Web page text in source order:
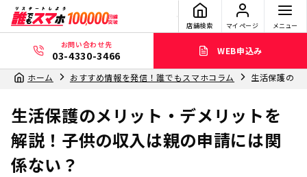
店舗検索 マイページ メニュー
お問い合わせ先
03-4330-3466 WEB申込み
ホーム おすすめ情報を発信！誰でもスマホコラム 生活保護のメ
生活保護のメリット・デメリットを
解説！子供の収入は親の申請には関
係ない？